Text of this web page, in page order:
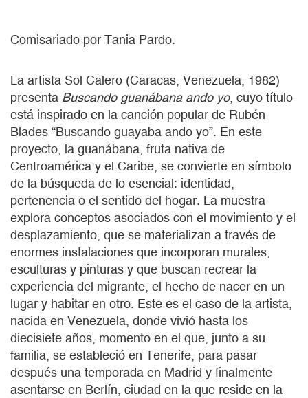
Comisariado por Tania Pardo.
La artista Sol Calero (Caracas, Venezuela, 1982)
presenta Buscando guanábana ando yo, cuyo título
está inspirado en la canción popular de Rubén
Blades “Buscando guayaba ando yo”. En este
proyecto, la guanábana, fruta nativa de
Centroamérica y el Caribe, se convierte en símbolo
de la búsqueda de lo esencial: identidad,
pertenencia o el sentido del hogar. La muestra
explora conceptos asociados con el movimiento y el
desplazamiento, que se materializan a través de
enormes instalaciones que incorporan murales,
esculturas y pinturas y que buscan recrear la
experiencia del migrante, el hecho de nacer en un
lugar y habitar en otro. Este es el caso de la artista,
nacida en Venezuela, donde vivió hasta los
diecisiete años, momento en el que, junto a su
familia, se estableció en Tenerife, para pasar
después una temporada en Madrid y finalmente
asentarse en Berlín, ciudad en la que reside en la